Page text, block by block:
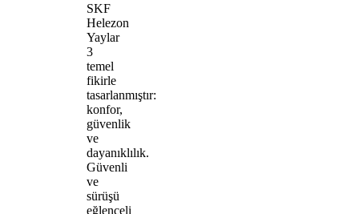
SKF
Helezon
Yaylar
3
temel
fikirle
tasarlanmıştır:
konfor,
güvenlik
ve
dayanıklılık.
Güvenli
ve
sürüşü
eğlenceli